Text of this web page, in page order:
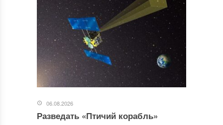
06.08.2026
Разведать «Птичий корабль»